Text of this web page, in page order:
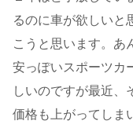
るのに車が欲しいと
こうと思います。あ
安っぽいスポーツカ
しいのですが最近、
価格も上がってしま